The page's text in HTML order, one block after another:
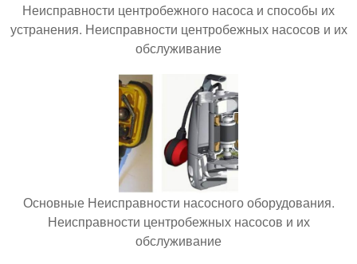
Неисправности центробежного насоса и способы их
устранения. Неисправности центробежных насосов и их
обслуживание
Основные Неисправности насосного оборудования.
Неисправности центробежных насосов и их
обслуживание